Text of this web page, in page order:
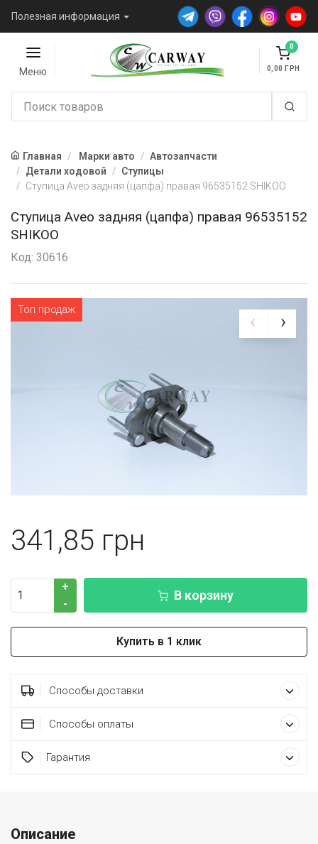
Полезная информация
Меню
0
0,00
Главная Марки авто
Автозапчасти
Детали ходовой
Ступицы
Ступица Aveo задняя (цапфа) правая 96535152 SHIKOO
Ступица Aveo задняя (цапфа) правая 96535152
SHIKOO
Код: 30616
Топ продаж
341,85
+
-
В корзину
Купить в 1 клик
Способы доставки
Способы оплаты
Гарантия
Описание